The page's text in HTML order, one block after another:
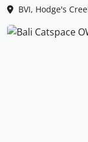
BVI, Hodge's